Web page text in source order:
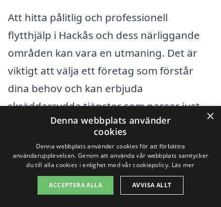
Att hitta pålitlig och professionell
flytthjälp i Hackås och dess närliggande
områden kan vara en utmaning. Det är
viktigt att välja ett företag som förstår
dina behov och kan erbjuda
skräddarsydda tjänster som passar just
din flytt. Med hjälp av vår plattform kan
du enkelt jämföra olika flyttfirmor och
deras erbjudanden, vilket ger dig
möjlighet att hitta det bästa alternativet
för just din situation.
×
Denna webbplats använder
cookies
Denna webbplats använder cookies för att förbättra
användarupplevelsen. Genom att använda vår webbplats samtycker
du till alla cookies i enlighet med vår cookiepolicy. Läs mer
ACCEPTERA ALLA AVVISA ALLT